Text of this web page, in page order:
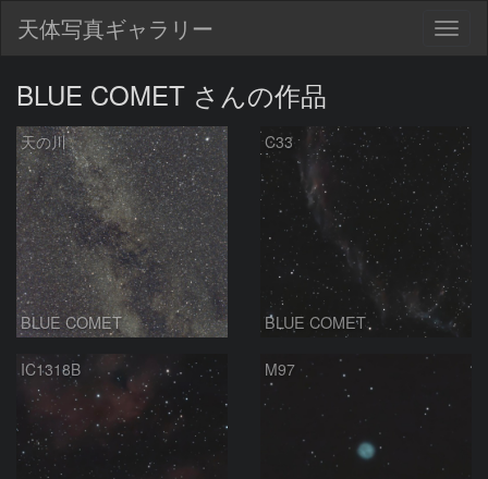
天体写真ギャラリー
BLUE COMET さんの作品
天の川
BLUE COMET
C33
BLUE COMET
IC1318B M97